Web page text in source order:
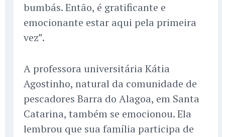
bumbás. Então, é gratificante e
emocionante estar aqui pela primeira
vez”.
A professora universitária Kátia
Agostinho, natural da comunidade de
pescadores Barra do Alagoa, em Santa
Catarina, também se emocionou. Ela
lembrou que sua família participa de